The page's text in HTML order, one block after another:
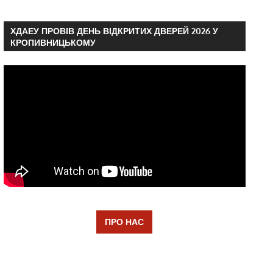
ХДАЕУ ПРОВІВ ДЕНЬ ВІДКРИТИХ ДВЕРЕЙ 2026 У
КРОПИВНИЦЬКОМУ
ПРО НАС